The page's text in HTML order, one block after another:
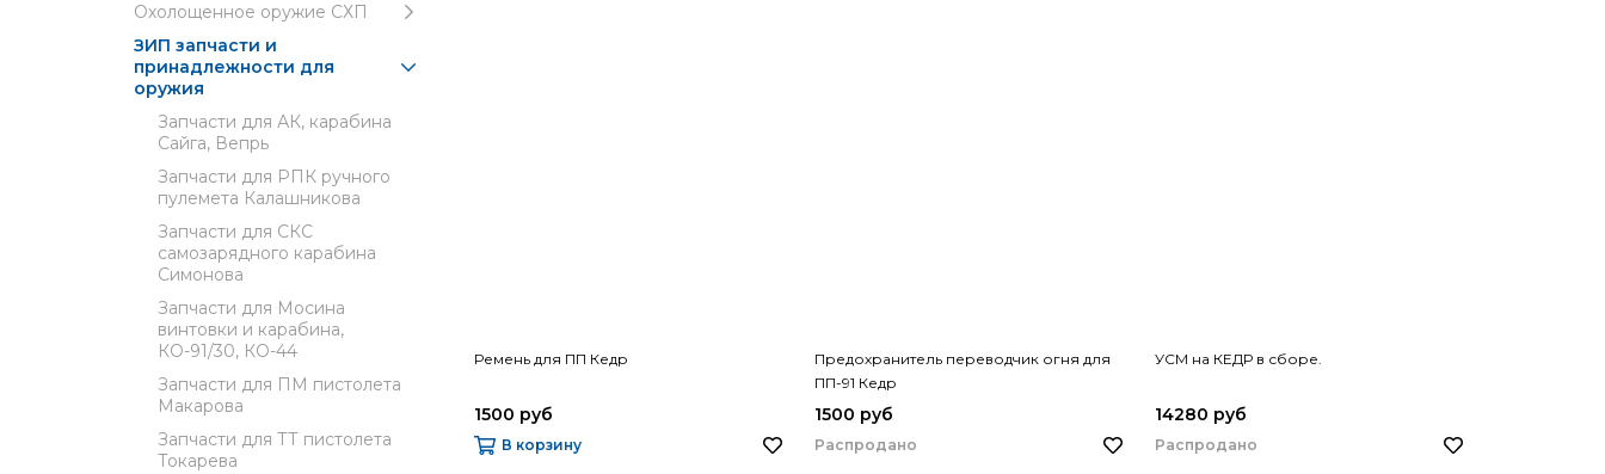
Охолощенное оружие СХП
ЗИП запчасти и
принадлежности для
оружия
Запчасти для АК, карабина
Сайга, Вепрь
Запчасти для РПК ручного
пулемета Калашникова
Запчасти для СКС
самозарядного карабина
Симонова
Запчасти для Мосина
винтовки и карабина,
КО-91/30, КО-44
Запчасти для ПМ пистолета
Макарова
Запчасти для ТТ пистолета
Токарева
Ремень для ПП Кедр
1500 руб
В корзину
Предохранитель переводчик огня для
ПП-91 Кедр
1500 руб
Распродано
УСМ на КЕДР в сборе.
14280 руб
Распродано